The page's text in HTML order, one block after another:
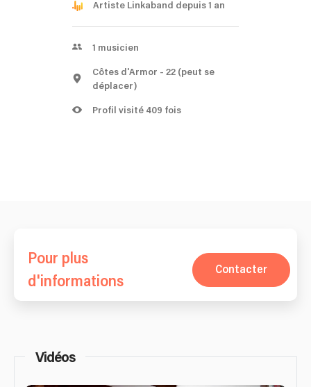
Artiste Linkaband depuis 1 an
1 musicien
Côtes d'Armor - 22 (peut se
déplacer)
Profil visité 409 fois
Pour plus
d'informations
Contacter
Vidéos